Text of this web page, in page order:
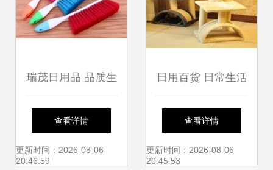
瑞茂日用品 品质生
活的百货之选
查看详情
更新时间：2026-08-06
20:46:59
日用百货 日常生活
中的全方位贴心伴
侣
查看详情
更新时间：2026-08-06
20:45:53